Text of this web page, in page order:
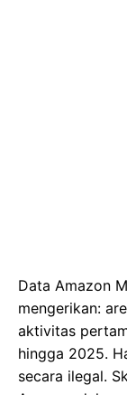
Data Amazon
mengerikan:
aktivitas
hingga 2025.
secara ilegal.